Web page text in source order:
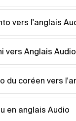
vers l'anglais
vers Anglais Audio
du coréen vers
en anglais Audio